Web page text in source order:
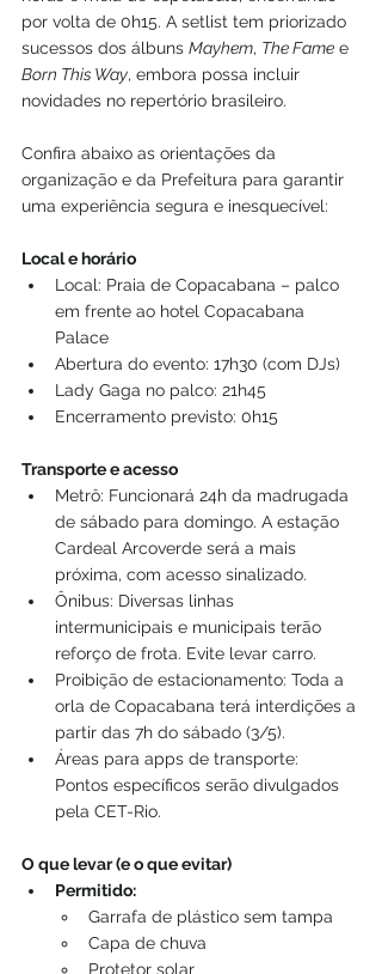
por volta de 0h15. A setlist tem priorizado
sucessos dos álbuns Mayhem, The Fame e
Born This Way, embora possa incluir
novidades no repertório brasileiro.
Confira abaixo as orientações da
organização e da Prefeitura para garantir
uma experiência segura e inesquecível:
Local e horário
Local: Praia de Copacabana – palco
em frente ao hotel Copacabana
Palace
Abertura do evento: 17h30 (com DJs)
Lady Gaga no palco: 21h45
Encerramento previsto: 0h15
Transporte e acesso
Metrô: Funcionará 24h da madrugada
de sábado para domingo. A estação
Cardeal Arcoverde será a mais
próxima, com acesso sinalizado.
Ônibus: Diversas linhas
intermunicipais e municipais terão
reforço de frota. Evite levar carro.
Proibição de estacionamento: Toda a
orla de Copacabana terá interdições a
partir das 7h do sábado (3/5).
Áreas para apps de transporte:
Pontos específicos serão divulgados
pela CET-Rio.
O que levar (e o que evitar)
Permitido:
Garrafa de plástico sem tampa
Capa de chuva
Protetor solar